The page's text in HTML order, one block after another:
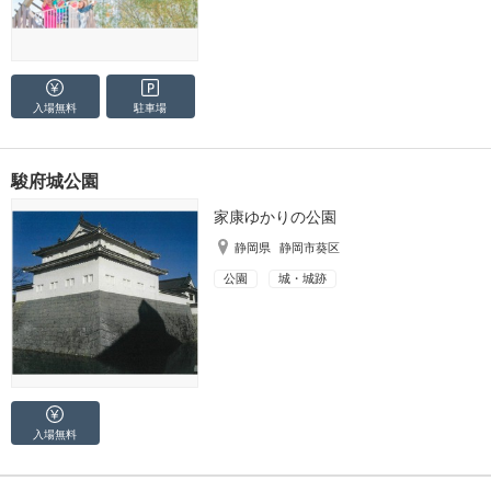
入場無料 駐車場
駿府城公園
家康ゆかりの公園
静岡県 静岡市葵区
公園 城・城跡
入場無料